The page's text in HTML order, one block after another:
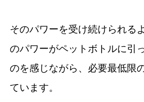
そのパワーを受け続けられる
のパワーがペットボトルに引
のを感じながら、必要最低限
ています。